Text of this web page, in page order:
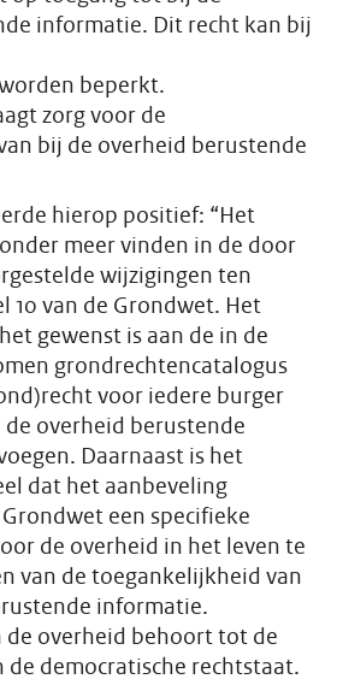
informatie. Dit recht kan bij
beperkt.
zorg voor de
bij de overheid berustende
hierop positief: “Het
meer vinden in de door
wijzigingen ten
10 van de Grondwet. Het
gewenst is aan de in de
grondrechtencatalogus
voor iedere burger
overheid berustende
Daarnaast is het
dat het aanbeveling
een specifieke
de overheid in het leven te
van de toegankelijkheid van
informatie.
de overheid behoort tot de
de democratische rechtstaat.